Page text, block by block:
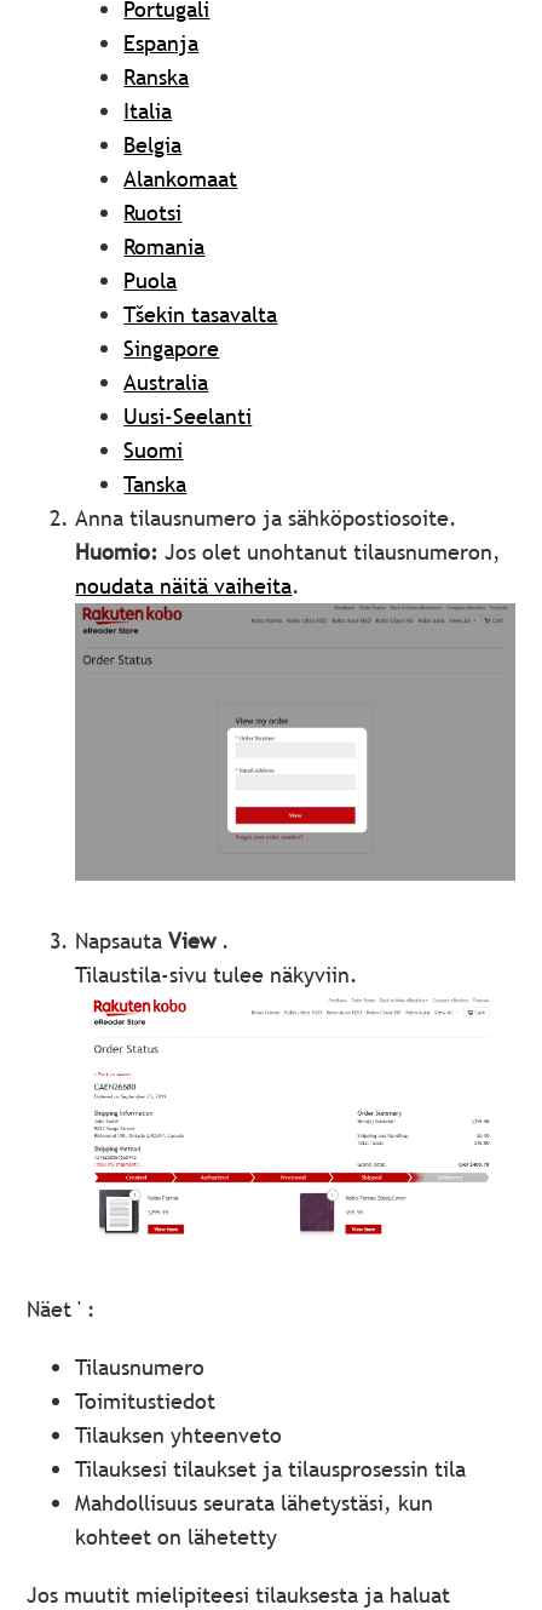
Portugali
Espanja
Ranska
Italia
Belgia
Alankomaat
Ruotsi
Romania
Puola
Tšekin tasavalta
Singapore
Australia
Uusi-Seelanti
Suomi
Tanska
Anna tilausnumero ja sähköpostiosoite.
Huomio: Jos olet unohtanut tilausnumeron,
noudata näitä vaiheita.
NapsautaView .
Tilaustila-sivu tulee näkyviin.
Näet ' :
Tilausnumero
Toimitustiedot
Tilauksen yhteenveto
Tilauksesi tilaukset ja tilausprosessin tila
Mahdollisuus seurata lähetystäsi, kun
kohteet on lähetetty
Jos muutit mielipiteesi tilauksesta ja haluat